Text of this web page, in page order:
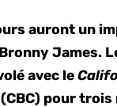
auront un
James.
avec le
(CBC) pour trois